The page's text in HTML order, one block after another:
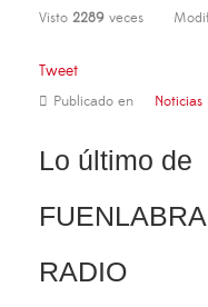
Visto 2289 veces
Tweet
Publicado en Noticias
Lo último de
RADIO